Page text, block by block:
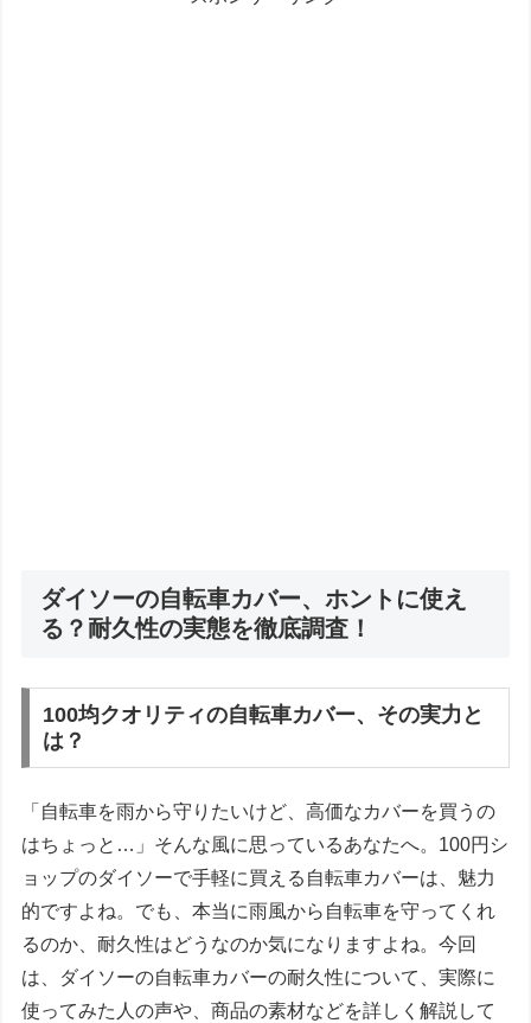
ダイソーの自転車カバー、ホントに使え
る？耐久性の実態を徹底調査！
100均クオリティの自転車カバー、その実力と
は？
「自転車を雨から守りたいけど、高価なカバーを買うの
はちょっと…」そんな風に思っているあなたへ。100円シ
ョップのダイソーで手軽に買える自転車カバーは、魅力
的ですよね。でも、本当に雨風から自転車を守ってくれ
るのか、耐久性はどうなのか気になりますよね。今回
は、ダイソーの自転車カバーの耐久性について、実際に
使ってみた人の声や、商品の素材などを詳しく解説して